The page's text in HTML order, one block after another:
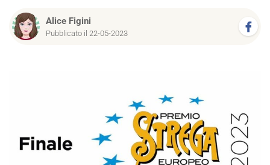
Alice Figini
Pubblicato il 22-05-2023